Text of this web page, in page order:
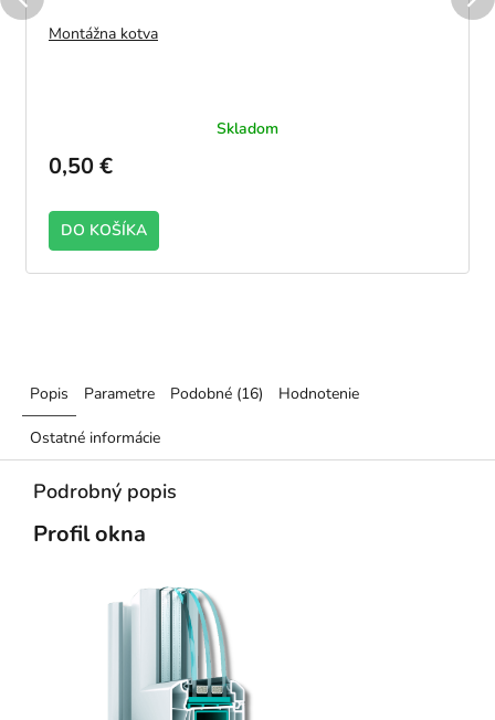
Montážna kotva
Skladom
0,50 €
DO KOŠÍKA
Popis Parametre Podobné (16) Hodnotenie
Ostatné informácie
Podrobný popis
Profil okna